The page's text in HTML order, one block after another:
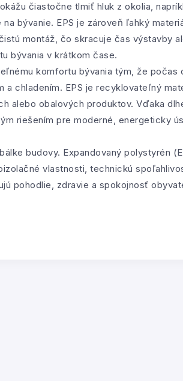
čiastočne tlmiť hluk z okolia,
bývanie. EPS je zároveň ľahký
montáž, čo skracuje čas výstavby
bývania v krátkom čase.
komfortu bývania tým, že počas
a chladením. EPS je recyklovateľný
alebo obalových produktov. Vďaka
riešením pre moderné, energeticky
budovy. Expandovaný polystyrén
vlastnosti, technickú
pohodlie, zdravie a spokojnosť